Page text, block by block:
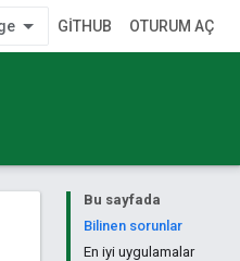
GITHUB OTURUM AÇ
Bu sayfada
Bilinen sorunlar
En iyi uygulamalar